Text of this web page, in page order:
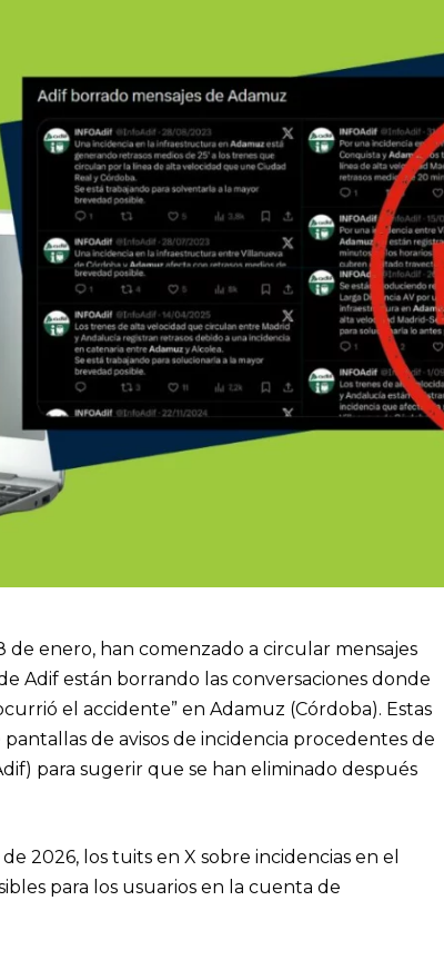
de enero, han comenzado a circular mensajes
Adif están borrando las conversaciones donde
el accidente” en Adamuz (Córdoba). Estas
de avisos de incidencia procedentes de
para sugerir que se han eliminado después
2026, los tuits en X sobre incidencias en el
para los usuarios en la cuenta de